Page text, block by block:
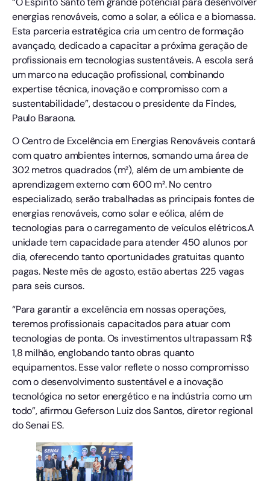
energias renováveis, como a solar, a eólica e a biomassa.
Esta parceria estratégica cria um centro de formação
avançado, dedicado a capacitar a próxima geração de
profissionais em tecnologias sustentáveis. A escola será
um marco na educação profissional, combinando
expertise técnica, inovação e compromisso com a
sustentabilidade”, destacou o presidente da Findes,
Paulo Baraona.
O Centro de Excelência em Energias Renováveis contará
com quatro ambientes internos, somando uma área de
302 metros quadrados (m²), além de um ambiente de
aprendizagem externo com 600 m². No centro
especializado, serão trabalhadas as principais fontes de
energias renováveis, como solar e eólica, além de
tecnologias para o carregamento de veículos elétricos.​A
unidade tem capacidade para atender 450 alunos por
dia, oferecendo tanto oportunidades gratuitas quanto
pagas. Neste mês de agosto, estão abertas 225 vagas
para seis cursos.​
“Para garantir a excelência em nossas operações,
teremos profissionais capacitados para atuar com
tecnologias de ponta. Os investimentos ultrapassam R$
1,8 milhão, englobando tanto obras quanto
equipamentos. Esse valor reflete o nosso compromisso
com o desenvolvimento sustentável e a inovação
tecnológica no setor energético e na indústria como um
todo”, afirmou Geferson Luiz dos Santos, diretor regional
do Senai ES.